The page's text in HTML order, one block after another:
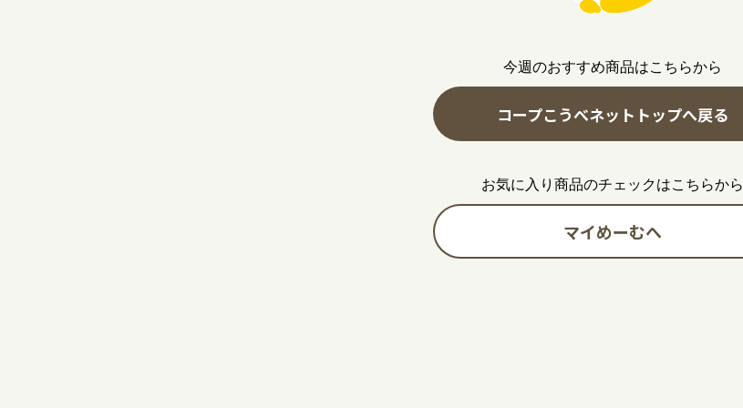
今週のおすすめ商品はこちらから
コープこうべネットトップへ戻る
お気に入り商品のチェックはこちらから
マイめーむへ